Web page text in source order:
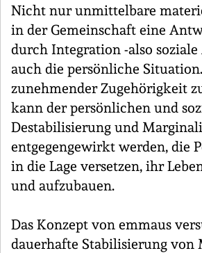
Nicht nur unmittelbare
in der Gemeinschaft eine
durch Integration -also
auch die persönliche
zunehmender Zugehörigkeit
kann der persönlichen und
Destabilisierung und
entgegengewirkt werden, die
in die Lage versetzen, ihr
und aufzubauen.
Das Konzept von emmaus
dauerhafte Stabilisierung von